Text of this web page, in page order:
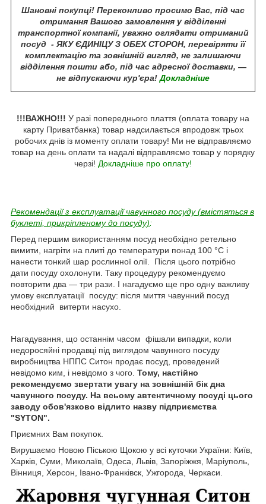
Шановні покупці! Переконливо просимо Вас, під час
отримання Вашого замовлення у відділенні
транспортної компанії, уважно оглядати отриманий
посуд - ЯКУ ЄДИНІЦУ З ОБЕХ СТОРОН, перевіряти її
комплектацію та зовнішній вигляд, не залишаючи
відділення пошти або, під час адресної доставки, —
не відпускаючи кур'єра!Докладніше
!!!ВАЖНО!!! У разі попереднього плаття (оплата товару на
карту Приватбанка) товар надсилається впродовж трьох
робочих днів із моменту оплати товару! Ми не відправляємо
товар на день оплати та надалі відправляємо товар у порядку
черзі! Докладніше про оплату!
Рекомендації з експлуатації чавунного посуду (вмістяться в
буклеті, прикріпленому до посуду):
Перед першим використанням посуд необхідно ретельно
вимити, нагріти на плиті до температури понад 100 °C і
нанести тонкий шар рослинної олії. Після цього потрібно
дати посуду охолонути. Таку процедуру рекомендуємо
повторити два — три рази. І нагадуємо ще про одну важливу
умову експлуатації посуду: після миття чавунний посуд
необхідний витерти насухо.
Нагадування, що останнім часом фішали випадки, коли
недоросяйні продавці під виглядом чавунного посуду
виробництва НППС Ситон продає посуд, проведений
невідомо ким, і невідомо з чого. Тому, настійно
рекомендуємо звертати увагу на зовнішній бік дна
чавунного посуду. На всьому автентичному посуді цього
заводу обов'язково відлито назву підприємства
"SYTON".
Приємних Вам покупок.
Вирушаємо Новою Піською Щокою у всі куточки України: Київ,
Харків, Суми, Миколаїв, Одеса, Львів, Запоріжжя, Маріуполь,
Вінниця, Херсон, Івано-Франківск, Ужгорода, Черкаси.